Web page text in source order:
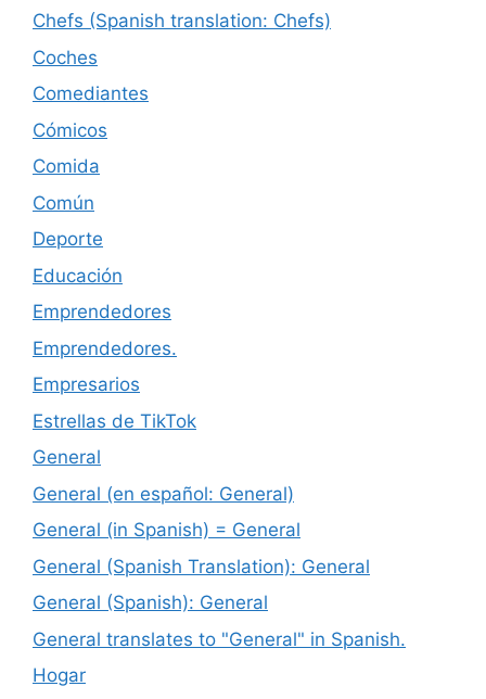
Chefs (Spanish translation: Chefs)
Coches
Comediantes
Cómicos
Comida
Común
Deporte
Educación
Emprendedores
Emprendedores.
Empresarios
Estrellas de TikTok
General
General (en español: General)
General (in Spanish) = General
General (Spanish Translation): General
General (Spanish): General
General translates to "General" in Spanish.
Hogar